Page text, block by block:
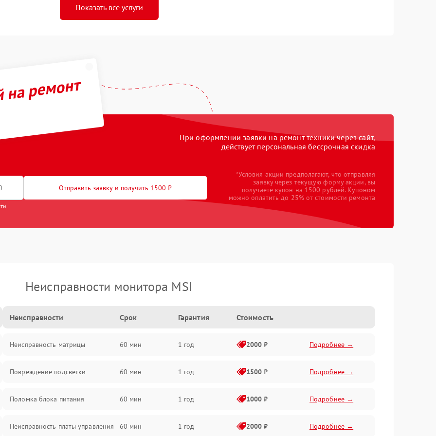
Показать все услуги
ремонт
При оформлении заявки на ремонт техники через сайт,
действует персональная бессрочная скидка
Отправить заявку и получить 1500 ₽
*Условия акции предполагают, что отправляя
заявку через текущую форму акции, вы
получаете купон на 1500 рублей. Купоном
можно оплатить до 25% от стоимости ремонта
Неисправности монитора MSI
Неисправности Срок Гарантия Стоимость
Неисправность матрицы 60 мин 1 год 2000 ₽ Подробнее →
Повреждение подсветки 60 мин 1 год 1500 ₽ Подробнее →
Поломка блока питания 60 мин 1 год 1000 ₽ Подробнее →
Неисправность платы управления 60 мин 1 год 2000 ₽ Подробнее →